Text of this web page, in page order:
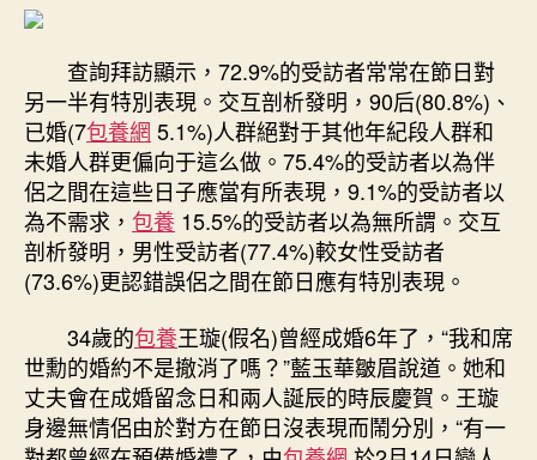
查詢拜訪顯示，72.9%的受訪者常常在節日對
另一半有特別表現。交互剖析發明，90后(80.8%)、
已婚(7包養網 5.1%)人群絕對于其他年紀段人群和
未婚人群更偏向于這么做。75.4%的受訪者以為伴
侶之間在這些日子應當有所表現，9.1%的受訪者以
為不需求， 包養 15.5%的受訪者以為無所謂。交互
剖析發明，男性受訪者(77.4%)較女性受訪者
(73.6%)更認錯誤侶之間在節日應有特別表現。
34歲的包養王璇(假名)曾經成婚6年了，“我和席
世勳的婚約不是撤消了嗎？”藍玉華皺眉說道。她和
丈夫會在成婚留念日和兩人誕辰的時辰慶賀。王璇
身邊無情侶由於對方在節日沒表現而鬧分別，“有一